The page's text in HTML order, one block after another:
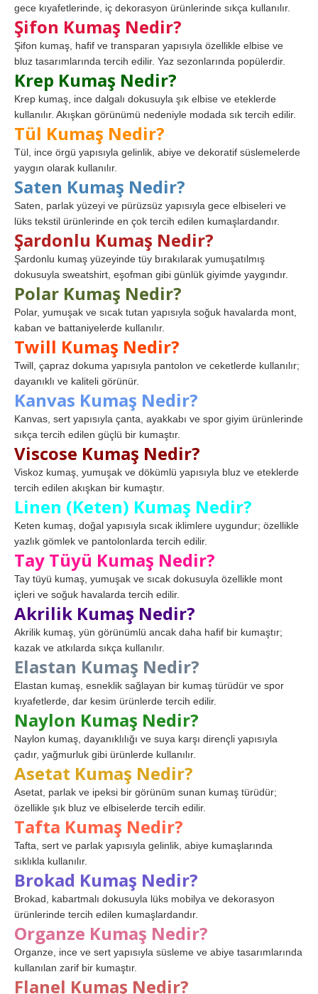
gece kıyafetlerinde, iç dekorasyon ürünlerinde sıkça kullanılır.
Şifon Kumaş Nedir?
Şifon kumaş, hafif ve transparan yapısıyla özellikle elbise ve
bluz tasarımlarında tercih edilir. Yaz sezonlarında popülerdir.
Krep Kumaş Nedir?
Krep kumaş, ince dalgalı dokusuyla şık elbise ve eteklerde
kullanılır. Akışkan görünümü nedeniyle modada sık tercih edilir.
Tül Kumaş Nedir?
Tül, ince örgü yapısıyla gelinlik, abiye ve dekoratif süslemelerde
yaygın olarak kullanılır.
Saten Kumaş Nedir?
Saten, parlak yüzeyi ve pürüzsüz yapısıyla gece elbiseleri ve
lüks tekstil ürünlerinde en çok tercih edilen kumaşlardandır.
Şardonlu Kumaş Nedir?
Şardonlu kumaş yüzeyinde tüy bırakılarak yumuşatılmış
dokusuyla sweatshirt, eşofman gibi günlük giyimde yaygındır.
Polar Kumaş Nedir?
Polar, yumuşak ve sıcak tutan yapısıyla soğuk havalarda mont,
kaban ve battaniyelerde kullanılır.
Twill Kumaş Nedir?
Twill, çapraz dokuma yapısıyla pantolon ve ceketlerde kullanılır;
dayanıklı ve kaliteli görünür.
Kanvas Kumaş Nedir?
Kanvas, sert yapısıyla çanta, ayakkabı ve spor giyim ürünlerinde
sıkça tercih edilen güçlü bir kumaştır.
Viscose Kumaş Nedir?
Viskoz kumaş, yumuşak ve dökümlü yapısıyla bluz ve eteklerde
tercih edilen akışkan bir kumaştır.
Linen (Keten) Kumaş Nedir?
Keten kumaş, doğal yapısıyla sıcak iklimlere uygundur; özellikle
yazlık gömlek ve pantolonlarda tercih edilir.
Tay Tüyü Kumaş Nedir?
Tay tüyü kumaş, yumuşak ve sıcak dokusuyla özellikle mont
içleri ve soğuk havalarda tercih edilir.
Akrilik Kumaş Nedir?
Akrilik kumaş, yün görünümlü ancak daha hafif bir kumaştır;
kazak ve atkılarda sıkça kullanılır.
Elastan Kumaş Nedir?
Elastan kumaş, esneklik sağlayan bir kumaş türüdür ve spor
kıyafetlerde, dar kesim ürünlerde tercih edilir.
Naylon Kumaş Nedir?
Naylon kumaş, dayanıklılığı ve suya karşı dirençli yapısıyla
çadır, yağmurluk gibi ürünlerde kullanılır.
Asetat Kumaş Nedir?
Asetat, parlak ve ipeksi bir görünüm sunan kumaş türüdür;
özellikle şık bluz ve elbiselerde tercih edilir.
Tafta Kumaş Nedir?
Tafta, sert ve parlak yapısıyla gelinlik, abiye kumaşlarında
sıklıkla kullanılır.
Brokad Kumaş Nedir?
Brokad, kabartmalı dokusuyla lüks mobilya ve dekorasyon
ürünlerinde tercih edilen kumaşlardandır.
Organze Kumaş Nedir?
Organze, ince ve sert yapısıyla süsleme ve abiye tasarımlarında
kullanılan zarif bir kumaştır.
Flanel Kumaş Nedir?